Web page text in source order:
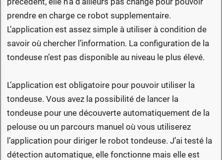
prendre en charge ce robot supplementaire.
L’application est assez simple à utiliser à condition de
savoir où chercher l’information. La configuration de la
tondeuse n’est pas disponible au niveau le plus élevé.
L’application est obligatoire pour pouvoir utiliser la
tondeuse. Vous avez la possibilité de lancer la
tondeuse pour une découverte automatiquement de la
pelouse ou un parcours manuel où vous utiliserez
l’application pour diriger le robot tondeuse. J’ai testé la
détection automatique, elle fonctionne mais elle est